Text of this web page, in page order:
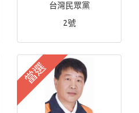
台灣民眾黨
2號
當選